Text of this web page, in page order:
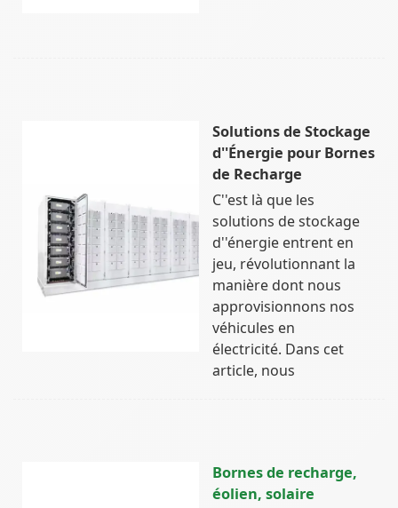
Solutions de Stockage
d''Énergie pour Bornes
de Recharge
C''est là que les
solutions de stockage
d''énergie entrent en
jeu, révolutionnant la
manière dont nous
approvisionnons nos
véhicules en
électricité. Dans cet
article, nous
Bornes de recharge,
éolien, solaire